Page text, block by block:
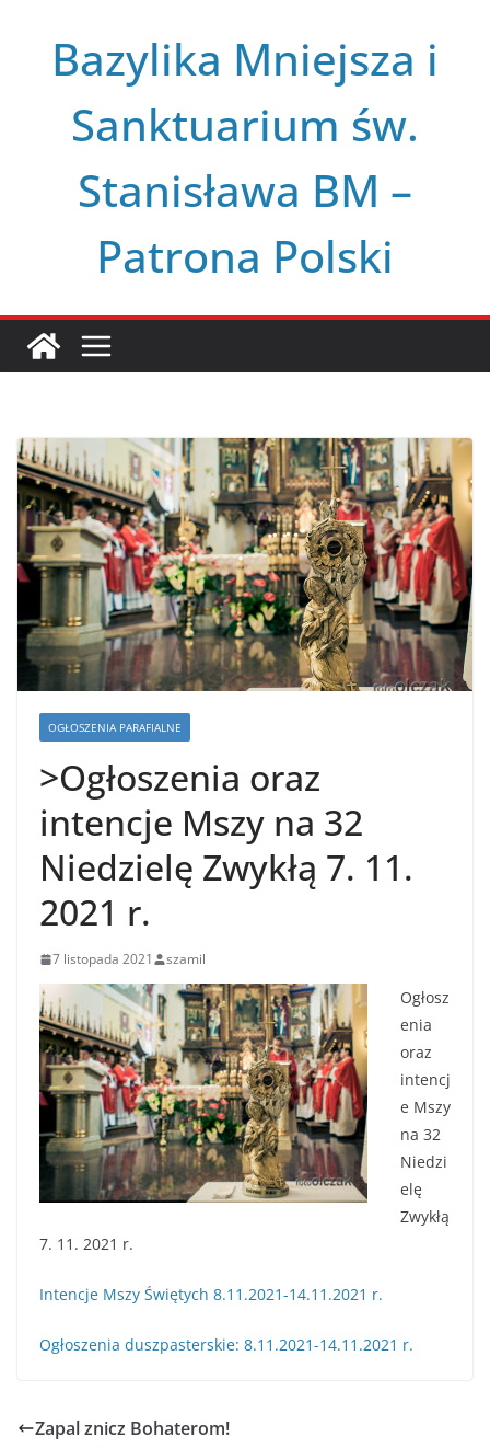
Bazylika Mniejsza i
Sanktuarium św.
Stanisława BM –
Patrona Polski
OGŁOSZENIA PARAFIALNE
>Ogłoszenia oraz
intencje Mszy na 32
Niedzielę Zwykłą 7. 11.
2021 r.
7 listopada 2021 szamil
Ogłosz
enia
oraz
intencj
e Mszy
na 32
Niedzi
elę
Zwykłą
7. 11. 2021 r.
Intencje Mszy Świętych 8.11.2021-14.11.2021 r.
Ogłoszenia duszpasterskie: 8.11.2021-14.11.2021 r.
Zapal znicz Bohaterom!